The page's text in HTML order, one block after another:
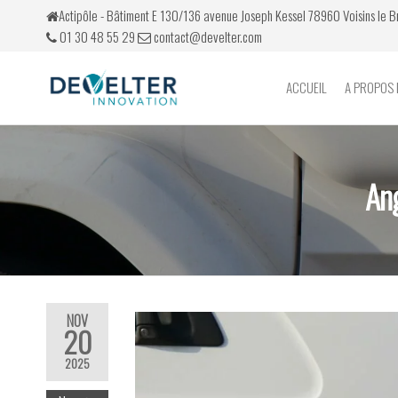
Actipôle - Bâtiment E 130/136 avenue Joseph Kessel 78960 Voisins le
01 30 48 55 29
contact@develter.com
ACCUEIL A PROPOS
NOV
20
2025